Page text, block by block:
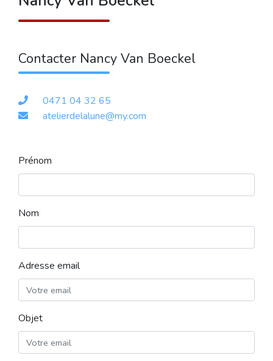
Contacter Nancy Van Boeckel
0471 04 32 65
atelierdelalune@my.com
Prénom
Nom
Adresse email
Objet